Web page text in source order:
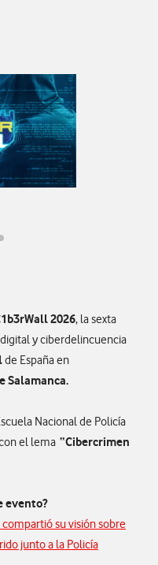
2026, la sexta
y ciberdelincuencia
de España en
Salamanca.
Nacional de Policía
el lema “Cibercrimen
evento?
su visión sobre
junto a la Policía